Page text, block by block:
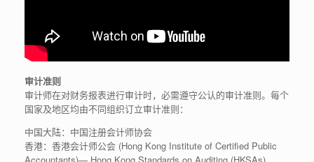
审计准则
审计师在对财务报表进行审计时，必需遵守公认的审计准则。每个
国家及地区均由不同组织订立审计准则：
中国大陆：中国注册会计师协会
香港：香港会计师公会 (Hong Kong Institute of Certified Public